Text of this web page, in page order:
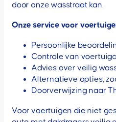
door onze wasstraat kan.
Onze service voor
Persoonlijke
Controle van
Advies over veilig
Alternatieve opties,
Doorverwijzing naar
Voor voertuigen die niet